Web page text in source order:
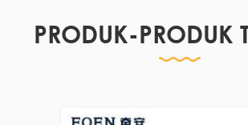
PRODUK-PRODUK